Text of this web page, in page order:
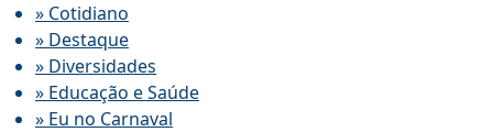
» Cotidiano
» Destaque
» Diversidades
» Educação e Saúde
» Eu no Carnaval